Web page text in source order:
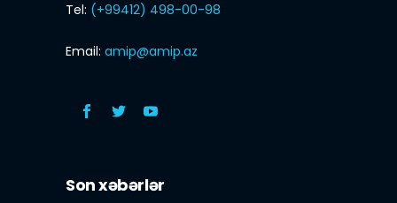
Tel: (+99412) 498-00-98
Email: amip@amip.az
Son xəbərlər